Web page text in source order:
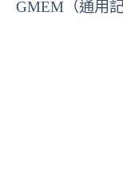
GMEM（通用